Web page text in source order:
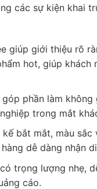
các sự kiện khai
giúp giới thiệu rõ
hot, giúp
góp phần làm
trong mắt
bắt mắt, màu sắc
dễ dàng nhận
trọng lượng nhẹ,
cáo.